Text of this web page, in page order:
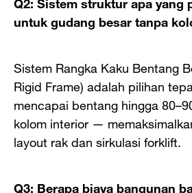
untuk gudang besar tanpa
Sistem Rangka Kaku Bentang
Rigid Frame) adalah pilihan
mencapai bentang hingga
kolom interior —
layout rak dan sirkulasi forklift.
Q3: Berapa biaya bangunan